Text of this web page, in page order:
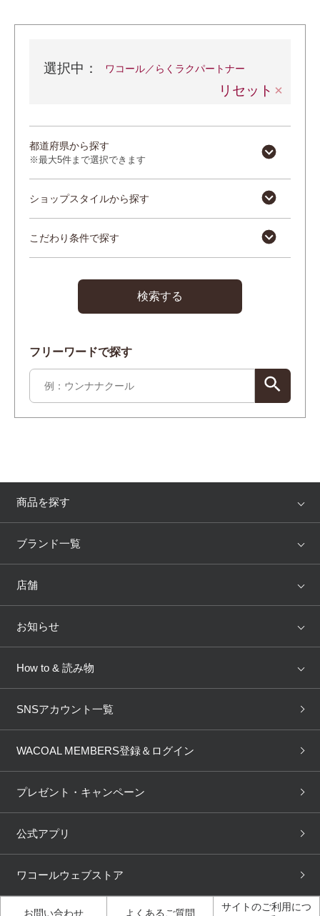
選択中： ワコール／らくラクパートナー
リセット
都道府県から探す
※最大5件まで選択できます
ショップスタイルから探す
こだわり条件で探す
検索する
フリーワードで探す
商品を探す
アイテム
トピックス
ブランド一覧
WACOAL
AMPHI une nana cool
OUR WACOAL
WACOAL Remamma Mens Innerwear
Licensed Brands
店舗
店舗を探す
ブラ無料診断
3Dボディスキャン
お知らせ
新着情報
商品回収
ニュース＆トピックス
How to & 読み物
下着の基礎知識
ブラパン ワコールスタイル
大人の工場見学inベトナム
人間科学研究開発センター見
学
ガイド（マンガ）
SNSアカウント一覧
WACOAL MEMBERS登録＆ログイン
プレゼント・キャンペーン
公式アプリ
ワコールウェブストア
お問い合わせ よくあるご質問
サイトのご利用につ